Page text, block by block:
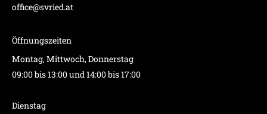
office@svried.at
Öffnungszeiten
Montag, Mittwoch, Donnerstag
09:00 bis 13:00 und 14:00 bis 17:00
Dienstag